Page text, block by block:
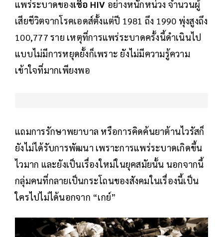
แพร่ระบาดของเชื้อ HIV อย่างหนักหน่วง จำนวนผู้
เสียชีวิตจากโรคเอดส์ตั้งแต่ปี 1981 ถึง 1990 พุ่งสูงถึง
100,777 ราย เหตุที่การแพร่ระบาดครั้งนี้ดำเนินไป
แบบไม่มีการหยุดยั้งก็เพราะ ยังไม่มีความรู้ความ
เข้าใจที่มากเพียงพอ
แถมการรักษาพยาบาล หรือการคิดค้นยาต้านไวรัสก็
ยังไม่ได้รับการพัฒนา เพราะการแพร่ระบาดเกิดขึ้น
ไวมาก และยังเป็นเรื่องใหม่ในยุคสมัยนั้น นอกจากนี้
กลุ่มคนที่กลายเป็นกระโถนของสังคมในเรื่องนี้เป็น
ใครไปไม่ได้นอกจาก “เกย์”